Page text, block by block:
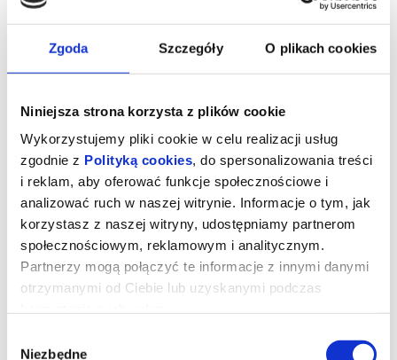
Zgoda Szczegóły O plikach cookies
Niniejsza strona korzysta z plików cookie
Wykorzystujemy pliki cookie w celu realizacji usług
zgodnie z Polityką cookies, do spersonalizowania treści
i reklam, aby oferować funkcje społecznościowe i
analizować ruch w naszej witrynie. Informacje o tym, jak
korzystasz z naszej witryny, udostępniamy partnerom
społecznościowym, reklamowym i analitycznym.
Partnerzy mogą połączyć te informacje z innymi danymi
otrzymanymi od Ciebie lub uzyskanymi podczas
Niezbędne
Drugie życie
reż. Maryam Touzani | Niemcy, Francja, Hiszpania, Belgia, Maroko |
2025
„Drugie życie” – zdobywca nagrody publiczności na festiwalu
portret dojrzałej kobiety, w którą wciela się Carmen Maura
(„Kobiety na skraju załamania nerwowego”, „Volver”).